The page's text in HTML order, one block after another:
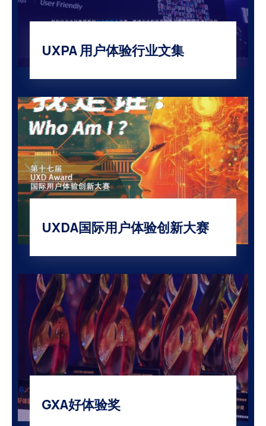
UXPA 用户体验行业文集
UXDA国际用户体验创新大赛
GXA好体验奖